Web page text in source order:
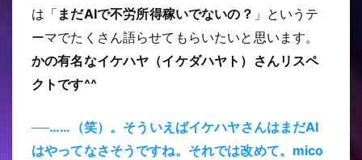
は「 まだAIで不労所得稼いでないの？ 」というテ
ーマでたくさん語らせてもらいたいと思います。
かの有名なイケハヤ（イケダハヤト）さんリスペ
クトです^^
──……（笑）。そういえばイケハヤさんはまだAI
はやってなさそうですね。それでは改めて。mico